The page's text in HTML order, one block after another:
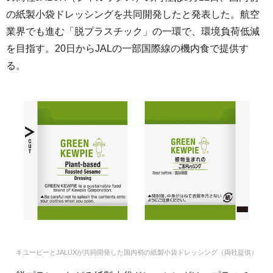
の紙製小袋ドレッシングを共同開発したと発表した。航空
業界でも進む「脱プラスチック」の一環で、環境負荷低減
を目指す。20日からJALの一部国際線の機内食で提供す
る。
キユーピーとJALUXが共同開発した国内初の紙製小袋ドレッシング（両社提供）